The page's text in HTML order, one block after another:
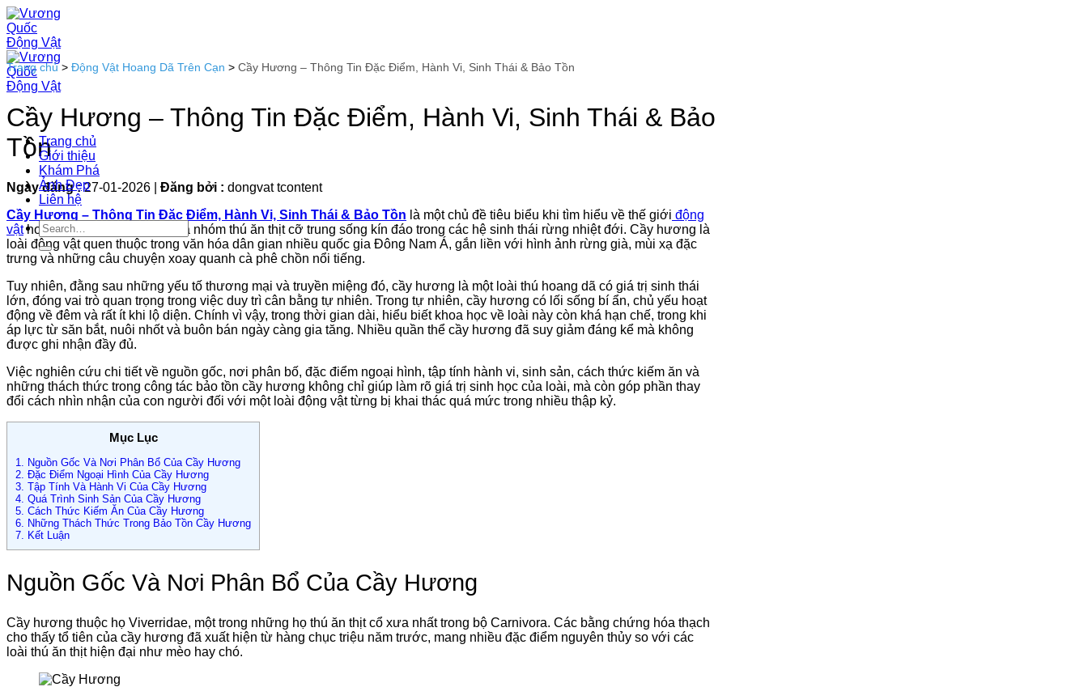
Bỏ
qua
nội
dung
Trang chủ
Giới thiệu
Khám Phá
Ảnh Đẹp
Liên hệ
Trang chủ> Động Vật Hoang Dã Trên Cạn > Cầy Hương – Thông Tin Đặc Điểm, Hành Vi, Sinh Thái & Bảo Tồn
Cầy Hương – Thông Tin Đặc Điểm, Hành Vi, Sinh Thái & Bảo
Tồn
Ngày đăng :27-01-2026 Đăng bởi : dongvat tcontent
Cầy Hương – Thông Tin Đặc Điểm, Hành Vi, Sinh Thái & Bảo Tồn là một chủ đề tiêu biểu khi tìm hiểu về thế giới động
vậthoang dã châu Á, đặc biệt là nhóm thú ăn thịt cỡ trung sống kín đáo trong các hệ sinh thái rừng nhiệt đới. Cầy hương là
loài động vật quen thuộc trong văn hóa dân gian nhiều quốc gia Đông Nam Á, gắn liền với hình ảnh rừng già, mùi xạ đặc
trưng và những câu chuyện xoay quanh cà phê chồn nổi tiếng.
Tuy nhiên, đằng sau những yếu tố thương mại và truyền miệng đó, cầy hương là một loài thú hoang dã có giá trị sinh thái
lớn, đóng vai trò quan trọng trong việc duy trì cân bằng tự nhiên. Trong tự nhiên, cầy hương có lối sống bí ẩn, chủ yếu hoạt
động về đêm và rất ít khi lộ diện. Chính vì vậy, trong thời gian dài, hiểu biết khoa học về loài này còn khá hạn chế, trong khi
áp lực từ săn bắt, nuôi nhốt và buôn bán ngày càng gia tăng. Nhiều quần thể cầy hương đã suy giảm đáng kể mà không
được ghi nhận đầy đủ.
Việc nghiên cứu chi tiết về nguồn gốc, nơi phân bố, đặc điểm ngoại hình, tập tính hành vi, sinh sản, cách thức kiếm ăn và
những thách thức trong công tác bảo tồn cầy hương không chỉ giúp làm rõ giá trị sinh học của loài, mà còn góp phần thay
đổi cách nhìn nhận của con người đối với một loài động vật từng bị khai thác quá mức trong nhiều thập kỷ.
Mục Lục
1. Nguồn Gốc Và Nơi Phân Bổ Của Cầy Hương
2. Đặc Điểm Ngoại Hình Của Cầy Hương
3. Tập Tính Và Hành Vi Của Cầy Hương
4. Quá Trình Sinh Sản Của Cầy Hương
5. Cách Thức Kiếm Ăn Của Cầy Hương
6. Những Thách Thức Trong Bảo Tồn Cầy Hương
7. Kết Luận
Nguồn Gốc Và Nơi Phân Bổ Của Cầy Hương
Cầy hương thuộc họ Viverridae, một trong những họ thú ăn thịt cổ xưa nhất trong bộ Carnivora. Các bằng chứng hóa thạch
cho thấy tổ tiên của cầy hương đã xuất hiện từ hàng chục triệu năm trước, mang nhiều đặc điểm nguyên thủy so với các
loài thú ăn thịt hiện đại như mèo hay chó.